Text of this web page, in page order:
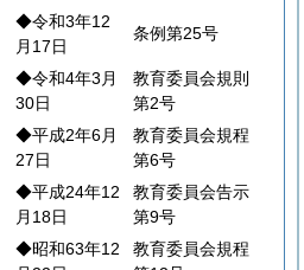
◆令和3年12
月17日
条例第25号
◆令和4年3月
30日
教育委員会規則
第2号
◆平成2年6月
27日
教育委員会規程
第6号
◆平成24年12
月18日
教育委員会告示
第9号
◆昭和63年12
教育委員会規程